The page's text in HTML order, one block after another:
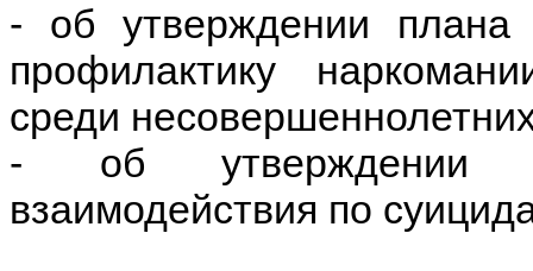
- об утверждении плана
профилактику
среди
- об утверждении
взаимодействия по